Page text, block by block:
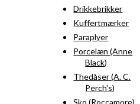
Drikkebrikker
Kuffertmærker
Paraplyer
Porcelæn (Anne
Black)
Thedåser (A. C.
Perch's)
Sko (Roccamore)